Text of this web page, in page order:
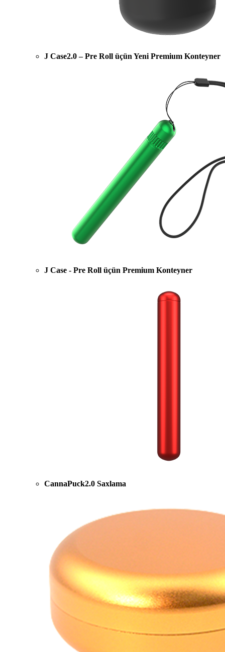
J Case2.0 – Pre Roll üçün Yeni Premium Konteyner
J Case - Pre Roll üçün Premium Konteyner
CannaPuck2.0 Saxlama